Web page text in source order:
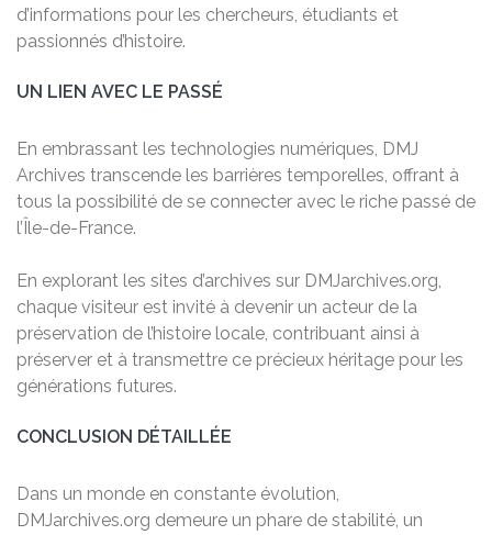
d’informations pour les chercheurs, étudiants et
passionnés d’histoire.
UN LIEN AVEC LE PASSÉ
En embrassant les technologies numériques, DMJ
Archives transcende les barrières temporelles, offrant à
tous la possibilité de se connecter avec le riche passé de
l’Île-de-France.
En explorant les sites d’archives sur DMJarchives.org,
chaque visiteur est invité à devenir un acteur de la
préservation de l’histoire locale, contribuant ainsi à
préserver et à transmettre ce précieux héritage pour les
générations futures.
CONCLUSION DÉTAILLÉE
Dans un monde en constante évolution,
DMJarchives.org demeure un phare de stabilité, un